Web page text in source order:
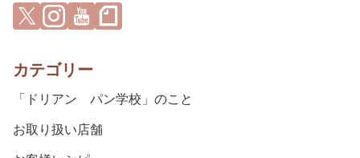
カテゴリー
「ドリアン パン学校」のこと
お取り扱い店舗